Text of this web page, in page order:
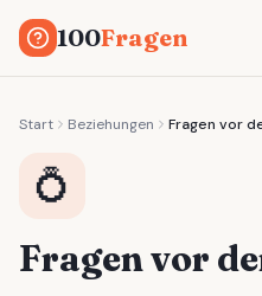
100Fragen
Start Beziehungen Fragen vor
💍
Fragen vor